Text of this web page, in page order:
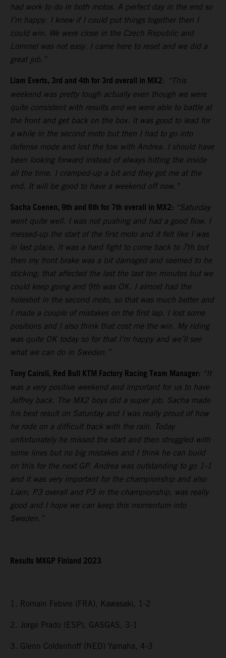
had work to do in both motos. A perfect day in the end so
I’m happy. I knew if I could put things together then I
could win. We were close in the Czech Republic and
Lommel was not easy. I came here to reset and we did a
great job.”
Liam Everts, 3rd and 4th for 3rd overall in MX2: “This
weekend was pretty tough actually even though we were
quite consistent with results and we were able to battle at
the front and get back on the box. It was good to lead for
a while in the second moto but then I had to go into
defense mode and lost the tow with Andrea. I should have
been looking forward instead of always hitting the inside
all the time. I cramped-up a bit and they got me at the
end. It will be good to have a weekend off now.”
Sacha Coenen, 9th and 6th for 7th overall in MX2: “Saturday
went quite well. I was not pushing and had a good flow. I
messed-up the start of the first moto and it felt like I was
in last place. It was a hard fight to come back to 7th but
then my front brake was a bit damaged and seemed to be
sticking; that affected the last the last ten minutes but we
could keep going and 9th was OK. I almost had the
holeshot in the second moto, so that was much better and
I made a couple of mistakes on the first lap. I lost some
positions and I also think that cost me the win. My riding
was quite OK today so for that I’m happy and we’ll see
what we can do in Sweden.”
Tony Cairoli, Red Bull KTM Factory Racing Team Manager: “It
was a very positive weekend and important for us to have
Jeffrey back. The MX2 boys did a super job. Sacha made
his best result on Saturday and I was really proud of how
he rode on a difficult track with the rain. Today
unfortunately he missed the start and then struggled with
some lines but no big mistakes and I think he can build
on this for the next GP. Andrea was outstanding to go 1-1
and it was very important for the championship and also
Liam, P3 overall and P3 in the championship, was really
good and I hope we can keep this momentum into
Sweden.”
Results MXGP Finland 2023
1. Romain Febvre (FRA), Kawasaki, 1-2
2. Jorge Prado (ESP), GASGAS, 3-1
3. Glenn Coldenhoff (NED) Yamaha, 4-3